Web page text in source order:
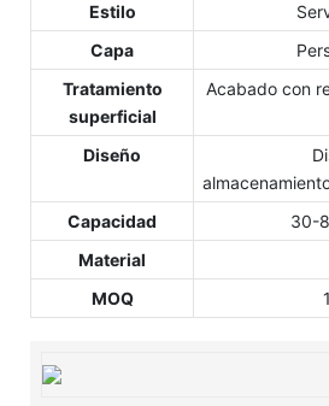
Estilo
Capa
Tratamiento
superficial
Acabado con
Diseño
Capacidad
30-
Material
MOQ